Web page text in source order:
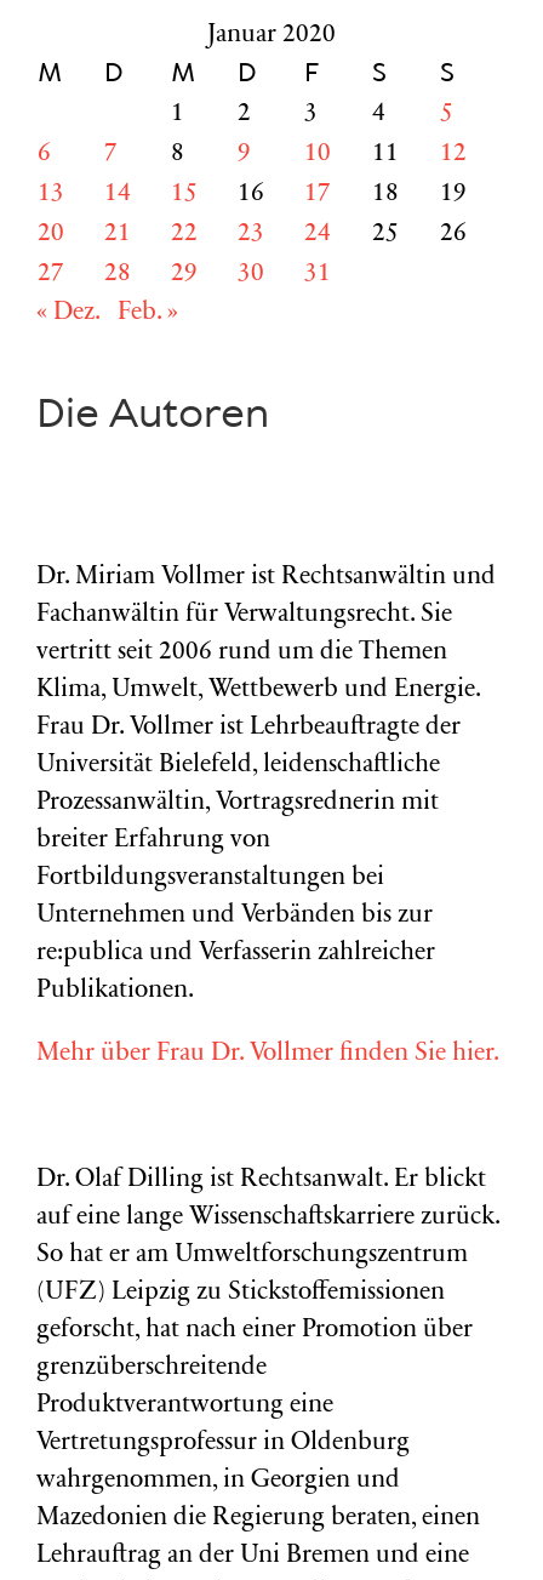
Januar 2020
M D M D F S S
1 2 3 4
5
6
7 8 9 10 11
12
13
14 15 16 17 18
19
20
21 22 23 24 25
26
27
28 29 30
31
« Dez.
Feb. »
Die Autoren
Dr. Miriam Vollmer ist Rechtsanwältin und
Fachanwältin für Verwaltungsrecht. Sie
vertritt seit 2006 rund um die Themen
Klima, Umwelt, Wettbewerb und Energie.
Frau Dr. Vollmer ist Lehrbeauftragte der
Universität Bielefeld, leidenschaftliche
Prozessanwältin, Vortragsrednerin mit
breiter Erfahrung von
Fortbildungsveranstaltungen bei
Unternehmen und Verbänden bis zur
re:publica und Verfasserin zahlreicher
Publikationen.
Mehr über Frau Dr. Vollmer finden Sie hier.
Dr. Olaf Dilling ist Rechtsanwalt. Er blickt
auf eine lange Wissenschaftskarriere zurück.
So hat er am Umweltforschungszentrum
(UFZ) Leipzig zu Stickstoffemissionen
geforscht, hat nach einer Promotion über
grenzüberschreitende
Produktverantwortung eine
Vertretungsprofessur in Oldenburg
wahrgenommen, in Georgien und
Mazedonien die Regierung beraten, einen
Lehrauftrag an der Uni Bremen und eine